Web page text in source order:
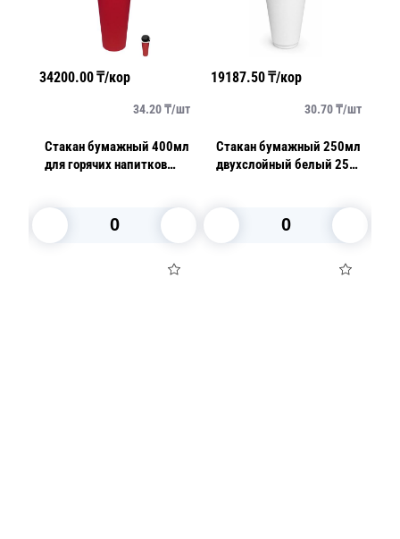
34200.00₸/кор
34.20₸/шт
Стакан бумажный 400мл
для горячих напитков
19187.50₸/кор
30.70₸/шт
Стакан бумажный 250мл
двухслойный белый 25